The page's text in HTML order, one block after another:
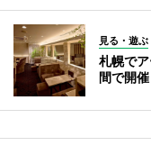
見る・遊ぶ
札幌で
間で開